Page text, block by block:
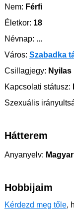
Nem: Férfi
Életkor: 18
Névnap: ...
Város: Szabadka
Csillagjegy: Nyilas
Kapcsolati státusz:
Szexuális
Hátterem
Anyanyelv: Magyar
Hobbijaim
Kérdezd meg tőle,